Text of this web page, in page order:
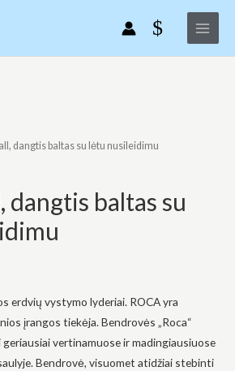
Main
Menu
dangtis baltas su lėtu nusileidimu
dangtis baltas su
erdvių vystymo lyderiai. ROCA yra
įrangos tiekėja. Bendrovės „Roca“
vertinamuose ir madingiausiuose
Bendrovė, visuomet atidžiai stebinti